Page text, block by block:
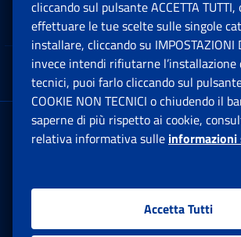
Note Legali
App mobile
Sede Legale : Via Ciro il
00144 Roma
cliccando sul pulsante ACCETTA
effettuare le tue scelte sulle singole
installare, cliccando su IMPOSTAZIONI
invece intendi rifiutarne l’installazione
tecnici, puoi farlo cliccando sul
COOKIE NON TECNICI o chiudendo il
saperne di più rispetto ai cookie,
relativa informativa sulle informazioni
Accetta Tutti